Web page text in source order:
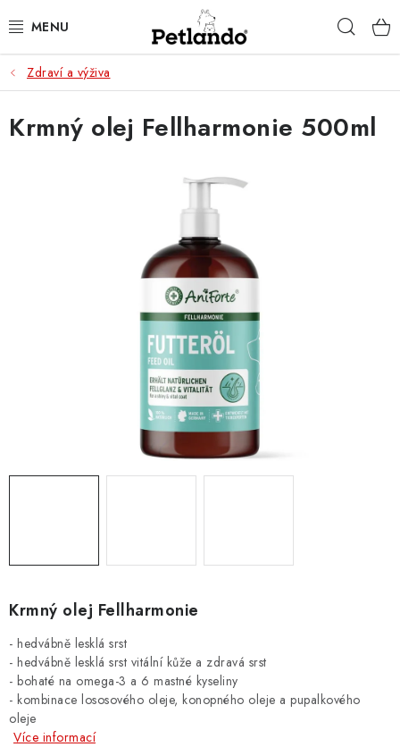
na
PRO PSY
PRO KOČKY
Jak vyměnit či vrátit zboží
Podmínky ochrany osobních údajů
Obchodní podmínky
Zdraví a výživa
Krmný olej Fellharmonie
- hedvábně lesklá srst
- hedvábně lesklá srst vitální kůže a zdravá srst
- bohaté na omega-3 a 6 mastné kyseliny
- kombinace lososového oleje, konopného oleje a pupalkového
oleje
Více informací
Krmný olej Fellharmonie 500ml